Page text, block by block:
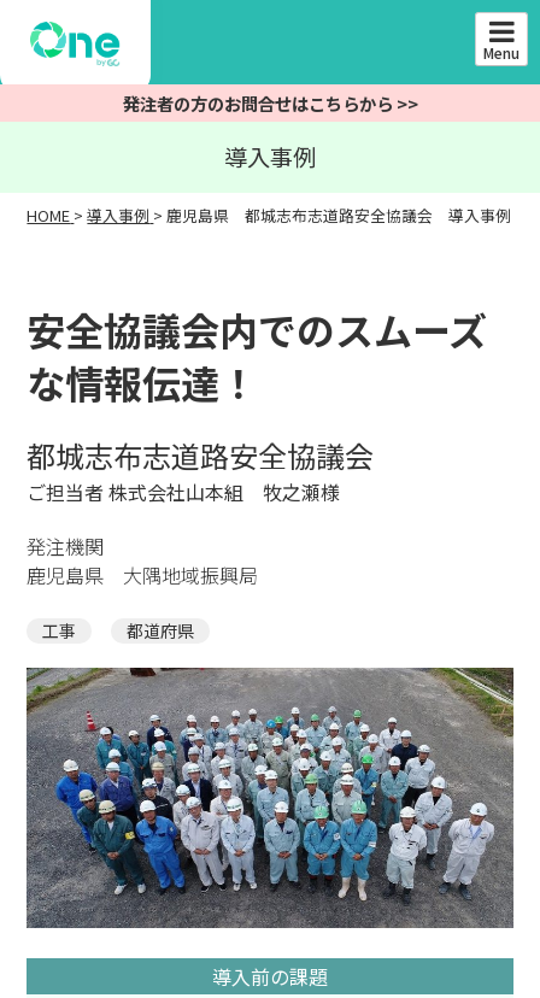
Menu
発注者の方のお問合せはこちらから >>
導入事例
HOME >導入事例 >鹿児島県 都城志布志道路安全協議会 導入事例
安全協議会内でのスムーズ
な情報伝達！
都城志布志道路安全協議会
ご担当者 株式会社山本組 牧之瀬様
発注機関
鹿児島県 大隅地域振興局
工事 都道府県
導入前の課題